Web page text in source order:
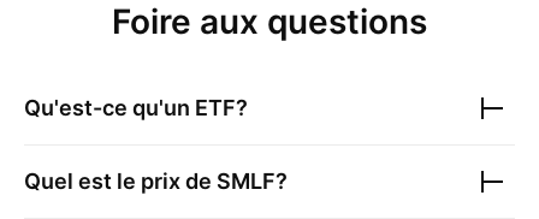
Foire aux questions
Qu'est-ce qu'un ETF?
Quel est le prix de SMLF?